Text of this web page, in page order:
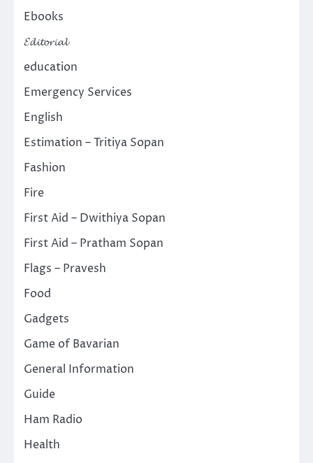
Ebooks
𝓔𝓭𝓲𝓽𝓸𝓻𝓲𝓪𝓵
education
Emergency Services
English
Estimation – Tritiya Sopan
Fashion
Fire
First Aid – Dwithiya Sopan
First Aid – Pratham Sopan
Flags – Pravesh
Food
Gadgets
Game of Bavarian
General Information
Guide
Ham Radio
Health